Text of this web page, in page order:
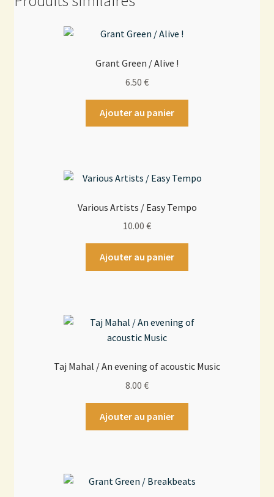
Grant Green / Alive !
6.50 €
Ajouter au panier
Various Artists / Easy Tempo
10.00 €
Ajouter au panier
Taj Mahal / An evening of acoustic Music
8.00 €
Ajouter au panier